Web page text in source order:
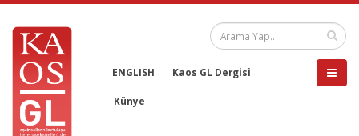
ENGLISH Kaos GL Dergisi
Künye